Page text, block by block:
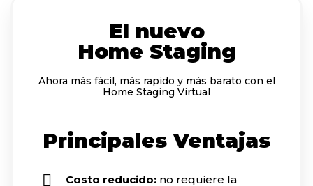
El nuevo
Home Staging
Ahora más fácil, más rapido y más barato con el
Home Staging Virtual
Principales Ventajas
Costo reducido: no requiere la